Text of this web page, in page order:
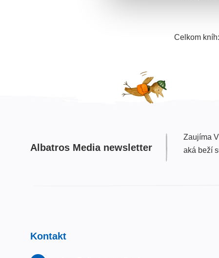
Celkom kníh:
Albatros Media newsletter
Zaujíma
aká beží
Kontakt